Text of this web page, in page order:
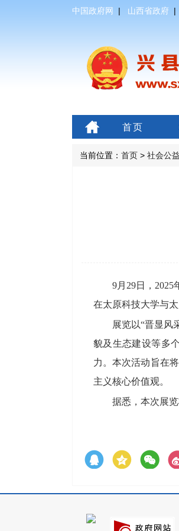
中国政府网 | 山西省政府 |
首页
当前位置： 首页 > 社会公
9月29日，
在太原科技大学与
展览以“晋显风
貌及生态建设等多
力。本次活动旨在
主义核心价值观。
据悉，本次展览